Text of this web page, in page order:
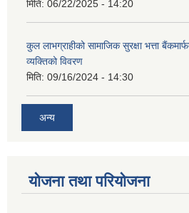
मिति: 06/22/2025 - 14:20
कुल लाभग्राहीको सामाजिक सुरक्षा भत्ता
व्यक्तिको विवरण
मिति: 09/16/2024 - 14:30
अन्य
योजना तथा परियोजना